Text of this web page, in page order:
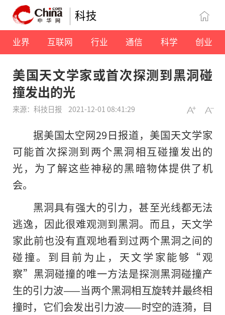
科技
业界 互联网 行业 通信 科学 创业
美国天文学家或首次探测到黑洞碰
撞发出的光
来源：科技日报 2021-12-01 08:41:29
据美国太空网29日报道，美国天文学家
可能首次探测到两个黑洞相互碰撞发出的
光，为了解这些神秘的黑暗物体提供了机
会。
黑洞具有强大的引力，甚至光线都无法
逃逸，因此很难观测到黑洞。而且，天文学
家此前也没有直观地看到过两个黑洞之间的
碰撞。到目前为止，天文学家能够“观
察”黑洞碰撞的唯一方法是探测黑洞碰撞产
生的引力波——当两个黑洞相互旋转并最终相
撞时，它们会发出引力波——时空的涟漪，目